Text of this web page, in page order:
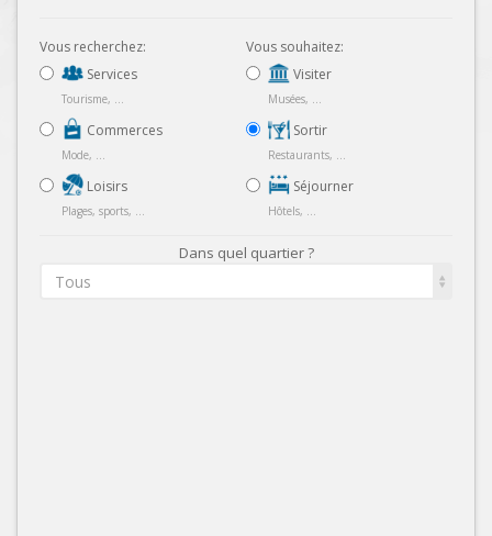
Vous recherchez:
Services
Tourisme, ...
Commerces
Mode, ...
Loisirs
Plages, sports, ...
Vous souhaitez:
Visiter
Musées, ...
Sortir
Restaurants, ...
Séjourner
Hôtels, ...
Dans quel quartier ?
Tous